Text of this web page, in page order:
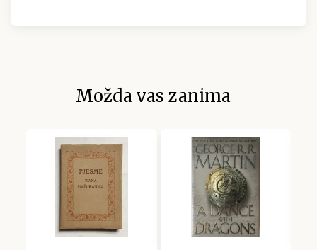
Možda vas zanima